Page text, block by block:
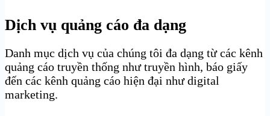
Dịch vụ quảng cáo đa dạng
Danh mục dịch vụ của chúng tôi đa dạng từ các kênh
quảng cáo truyền thống như truyền hình, báo giấy
đến các kênh quảng cáo hiện đại như digital
marketing.